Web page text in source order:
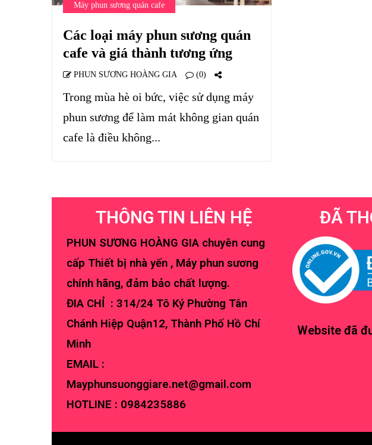
Máy phun sương quán cafe
Các loại máy phun sương quán
cafe và giá thành tương ứng
PHUN SƯƠNG HOÀNG GIA (0)
Trong mùa hè oi bức, việc sử dụng máy
phun sương để làm mát không gian quán
cafe là điều không...
THÔNG TIN LIÊN HỆ
PHUN SƯƠNG HOÀNG GIA chuyên cung
cấp Thiết bị nhà yến , Máy phun sương
chính hãng, đảm bảo chất lượng.
ĐIA CHỈ : 314/24 Tô Ký Phường Tân
Chánh Hiệp Quận12, Thành Phố Hồ Chí
Minh
EMAIL :
Mayphunsuonggiare.net@gmail.com
HOTLINE : 0984235886
ĐÃ
Website đã